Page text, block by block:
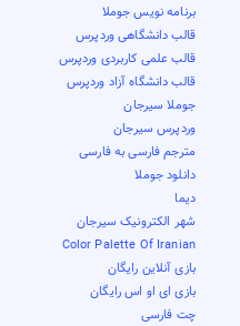
برنامه نویس جوملا
قالب دانشگاهی وردپرس
قالب علمی کاربردی وردپرس
قالب دانشگاه آزاد وردپرس
جوملا سیرجان
وردپرس سیرجان
مترجم فارسی به فارسی
دانلود جوملا
دیما
شهر الکترونیک سیرجان
Color Palette Of Iranian
بازی آنلاین رایگان
بازی ای او اس رایگان
چت فارسی